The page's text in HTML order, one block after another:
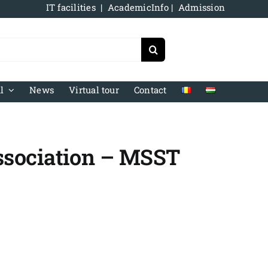
IT facilities|AcademicInfo | Admission
News Virtual tour Contact
– MSST